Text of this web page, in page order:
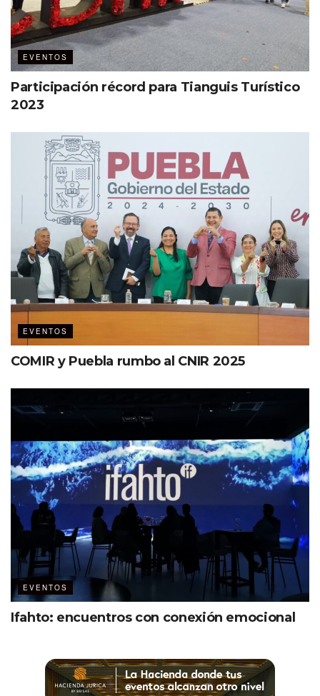
EVENTOS
Participación récord para Tianguis Turístico
2023
EVENTOS
COMIR y Puebla rumbo al CNIR 2025
EVENTOS
Ifahto: encuentros con conexión emocional